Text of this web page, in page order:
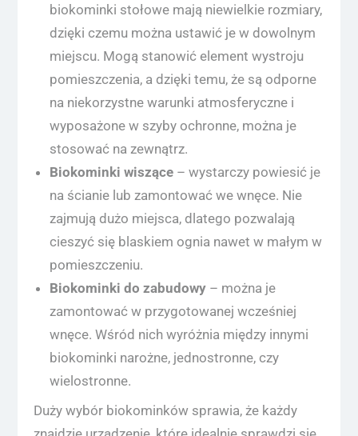
biokominki stołowe mają niewielkie rozmiary,
dzięki czemu można ustawić je w dowolnym
miejscu. Mogą stanowić element wystroju
pomieszczenia, a dzięki temu, że są odporne
na niekorzystne warunki atmosferyczne i
wyposażone w szyby ochronne, można je
stosować na zewnątrz.
Biokominki wiszące– wystarczy powiesić je
na ścianie lub zamontować we wnęce. Nie
zajmują dużo miejsca, dlatego pozwalają
cieszyć się blaskiem ognia nawet w małym w
pomieszczeniu.
Biokominki do zabudowy– można je
zamontować w przygotowanej wcześniej
wnęce. Wśród nich wyróżnia między innymi
biokominki narożne, jednostronne, czy
wielostronne.
Duży wybór biokominków sprawia, że każdy